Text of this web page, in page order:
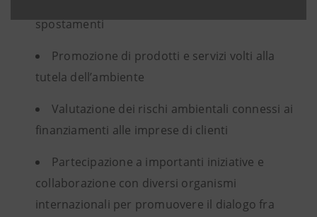
spostamenti
Promozione di prodotti e servizi volti alla
tutela dell’ambiente
Valutazione dei rischi ambientali connessi ai
finanziamenti alle imprese di clienti
Partecipazione a importanti iniziative e
collaborazione con diversi organismi
internazionali per promuovere il dialogo fra